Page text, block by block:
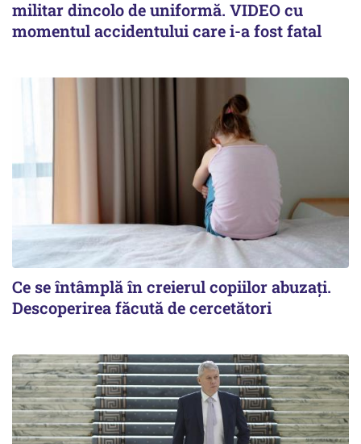
militar dincolo de uniformă. VIDEO cu
momentul accidentului care i-a fost fatal
Ce se întâmplă în creierul copiilor abuzați.
Descoperirea făcută de cercetători